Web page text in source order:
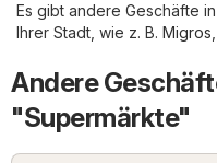
Es gibt andere Geschäfte
Ihrer Stadt, wie z. B. Migros
Andere
"Supermärkte"